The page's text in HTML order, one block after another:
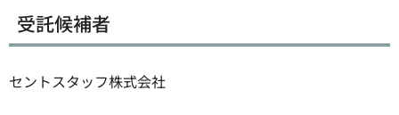
受託候補者
セントスタッフ株式会社